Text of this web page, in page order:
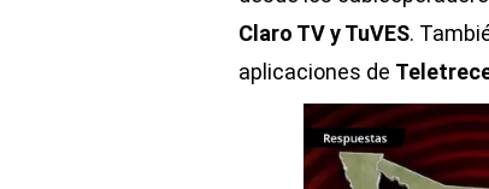
Claro TV y TuVES.
aplicaciones de